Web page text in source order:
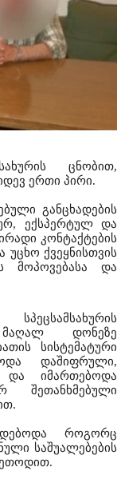
ცნობით,
ერთი პირი.
განცხადების
ექსპერტულ და
კონტაქტების
ქვეყნისთვის
მოპოვებასა და
მაღალ დონეზე
სისტემატური
დაშიფრული,
და იმართებოდა
შეთანხმებული
როგორც
საშუალებების